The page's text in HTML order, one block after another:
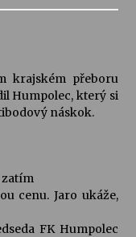
krajském přeboru
Humpolec, který si
náskok.
zatím
cenu. Jaro ukáže,
FK Humpolec